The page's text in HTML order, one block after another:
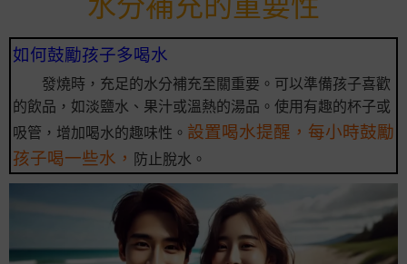
如何鼓勵孩子多喝水
發燒時，充足的水分補充至關重要。可以準備孩子喜歡
的飲品，如淡鹽水、果汁或溫熱的湯品。使用有趣的杯子或
吸管，增加喝水的趣味性。 設置喝水提醒，每小時鼓勵
孩子喝一些水， 防止脫水。